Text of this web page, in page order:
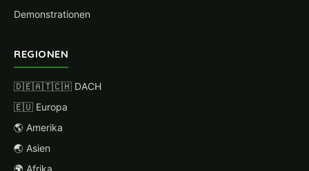
Demonstrationen
REGIONEN
🇩🇪🇦🇹🇨🇭 DACH
🇪🇺 Europa
🌎 Amerika
🌏 Asien
🌍 Afrika